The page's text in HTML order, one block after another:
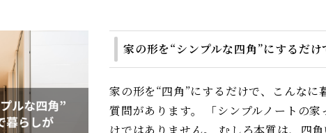
家の形を“シンプルな四角”にするだ
家の形を“四角”にするだけで、こんな
質問があります。 「シンプルノートの